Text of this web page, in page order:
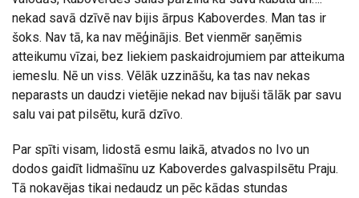
nekad savā dzīvē nav bijis ārpus Kaboverdes. Man tas ir
šoks. Nav tā, ka nav mēģinājis. Bet vienmēr saņēmis
atteikumu vīzai, bez liekiem paskaidrojumiem par atteikuma
iemeslu. Nē un viss. Vēlāk uzzināšu, ka tas nav nekas
neparasts un daudzi vietējie nekad nav bijuši tālāk par savu
salu vai pat pilsētu, kurā dzīvo.
Par spīti visam, lidostā esmu laikā, atvados no Ivo un
dodos gaidīt lidmašīnu uz Kaboverdes galvaspilsētu Praju.
Tā nokavējas tikai nedaudz un pēc kādas stundas